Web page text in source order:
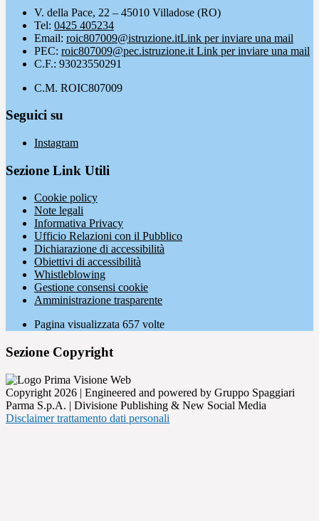
V. della Pace, 22 – 45010 Villadose (RO)
Tel: 0425 405234
Email: roic807009@istruzione.itLink per inviare una mail
PEC: roic807009@pec.istruzione.it Link per inviare una mail
C.F.: 93023550291
C.M. ROIC807009
Seguici su
Instagram
Sezione Link Utili
Cookie policy
Note legali
Informativa Privacy
Ufficio Relazioni con il Pubblico
Dichiarazione di accessibilità
Obiettivi di accessibilità
Whistleblowing
Gestione consensi cookie
Amministrazione trasparente
Pagina visualizzata 657 volte
Sezione Copyright
Copyright 2026 | Engineered and powered by Gruppo Spaggiari
Parma S.p.A. | Divisione Publishing & New Social Media
Disclaimer trattamento dati personali